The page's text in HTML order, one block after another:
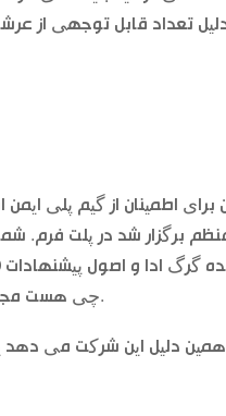
تعداد قابل توجهی از
برای اطمینان از گیم پلی
برگزار شد در پلت فرم.
چی هست مجازی برنده که بیش از مقدار خواهد شد به یک قرار 10 درصد مالیات ملی, که ما عشق.
دلیل این شرکت می دهد